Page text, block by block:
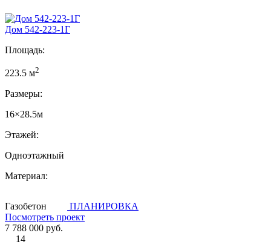
Дом 542-223-1Г
Площадь:
223.5 м2
Размеры:
16×28.5м
Этажей:
Одноэтажный
Материал:
Газобетон
ПЛАНИРОВКА
Посмотреть проект
7 788 000 руб.
14